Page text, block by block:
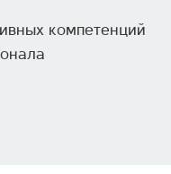
компетенций